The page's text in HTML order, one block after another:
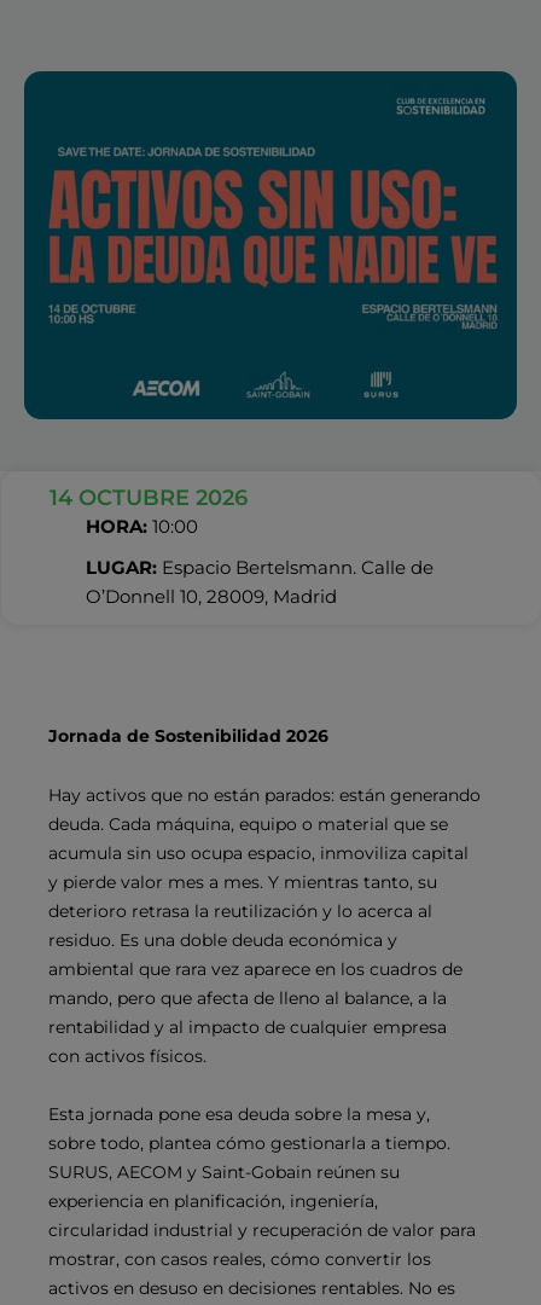
14 OCTUBRE 2026
HORA: 10:00
LUGAR: Espacio Bertelsmann. Calle de
O’Donnell 10, 28009, Madrid
Jornada de Sostenibilidad 2026
Hay activos que no están parados: están generando
deuda. Cada máquina, equipo o material que se
acumula sin uso ocupa espacio, inmoviliza capital
y pierde valor mes a mes. Y mientras tanto, su
deterioro retrasa la reutilización y lo acerca al
residuo. Es una doble deuda económica y
ambiental que rara vez aparece en los cuadros de
mando, pero que afecta de lleno al balance, a la
rentabilidad y al impacto de cualquier empresa
con activos físicos.
Esta jornada pone esa deuda sobre la mesa y,
sobre todo, plantea cómo gestionarla a tiempo.
SURUS, AECOM y Saint-Gobain reúnen su
experiencia en planificación, ingeniería,
circularidad industrial y recuperación de valor para
mostrar, con casos reales, cómo convertir los
activos en desuso en decisiones rentables. No es